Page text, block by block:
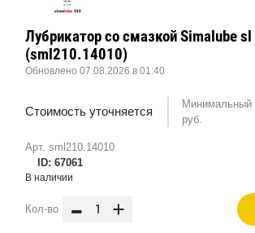
Арт. sml210.14010
ID: 67061
Лубрикатор со смазкой Simalube sl
(sml210.14010)
Обновлено 07.08.2026 в 01:40
Стоимость уточняется
Минимальный
руб.
В наличии
Кол-во - +